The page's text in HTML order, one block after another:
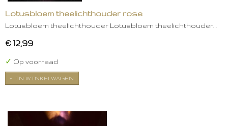
Lotusbloem theelichthouder rose
Lotusbloem theelichthouder Lotusbloem theelichthouder…
€ 12,99
✓ Op voorraad
IN WINKELWAGEN